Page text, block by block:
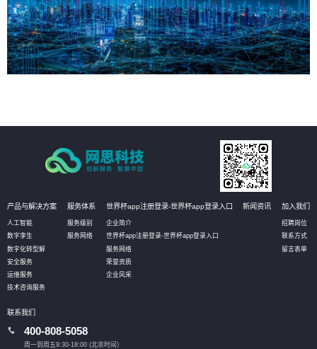
产品与解决方案
人工智能
数字孪生
数字化转型解
安全服务
运维服务
技术咨询服务
服务体系
服务级别
服务网络
世界杯app注册登录-世界杯app登录入口
企业简介
世界杯app注册登录-世界杯app登录入口
服务网络
荣誉资质
企业风采
新闻资讯 加入我们
招聘岗位
联系方式
留言表单
联系我们
400-808-5058
周一到周五9:30-18:00 (北京时间）